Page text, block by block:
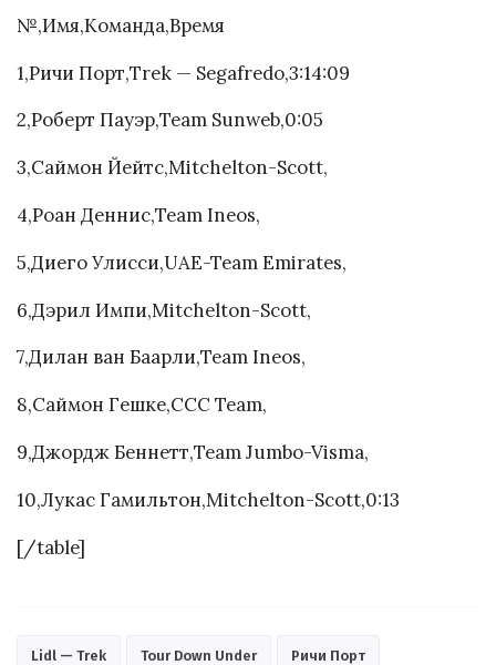
№,Имя,Команда,Время
1,Ричи Порт,Trek — Segafredo,3:14:09
2,Роберт Пауэр,Team Sunweb,0:05
3,Саймон Йейтс,Mitchelton-Scott,
4,Роан Деннис,Team Ineos,
5,Диего Улисси,UAE-Team Emirates,
6,Дэрил Импи,Mitchelton-Scott,
7,Дилан ван Баарли,Team Ineos,
8,Саймон Гешке,CCC Team,
9,Джордж Беннетт,Team Jumbo-Visma,
10,Лукас Гамильтон,Mitchelton-Scott,0:13
[/table]
Lidl — Trek Tour Down Under Ричи Порт